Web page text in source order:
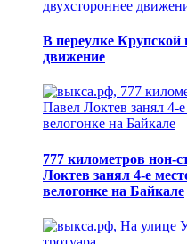
В переулке Крупской
движение
777 километров нон-
Локтев занял 4-е
велогонке на Байкале